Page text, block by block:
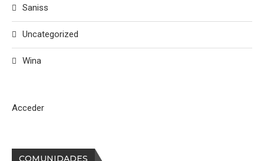
COMUNIDADES
Saniss
Uncategorized
Wina
Acceder